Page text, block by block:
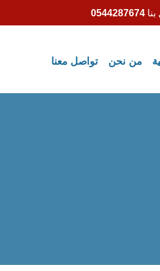
0544287674
من نحن تواصل معنا